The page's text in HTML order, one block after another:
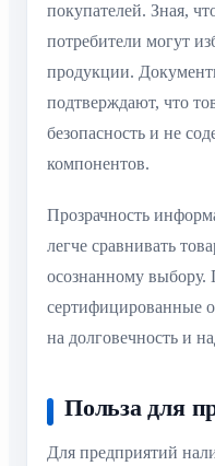
покупателей. Зная,
потребители могут
продукции.
подтверждают, что
безопасность и не
компонентов.
Прозрачность
легче сравнивать
осознанному выбору.
сертифицированные
на долговечность и
Польза для
Для предприятий